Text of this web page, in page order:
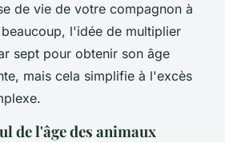
de vie de votre compagnon à
l'idée de multiplier
sept pour obtenir son âge
mais cela simplifie à l'excès
de l'âge des animaux